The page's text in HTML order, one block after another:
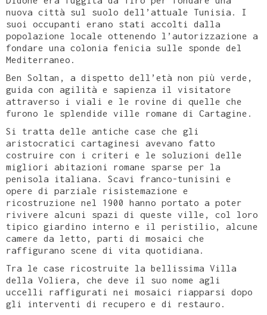
nuova città sul suolo dell’attuale Tunisia. I
suoi occupanti erano stati accolti dalla
popolazione locale ottenendo l’autorizzazione a
fondare una colonia fenicia sulle sponde del
Mediterraneo.
Ben Soltan, a dispetto dell’età non più verde,
guida con agilità e sapienza il visitatore
attraverso i viali e le rovine di quelle che
furono le splendide ville romane di Cartagine.
Si tratta delle antiche case che gli
aristocratici cartaginesi avevano fatto
costruire con i criteri e le soluzioni delle
migliori abitazioni romane sparse per la
penisola italiana. Scavi franco-tunisini e
opere di parziale risistemazione e
ricostruzione nel 1900 hanno portato a poter
rivivere alcuni spazi di queste ville, col loro
tipico giardino interno e il peristilio, alcune
camere da letto, parti di mosaici che
raffigurano scene di vita quotidiana.
Tra le case ricostruite la bellissima Villa
della Voliera, che deve il suo nome agli
uccelli raffigurati nei mosaici riapparsi dopo
gli interventi di recupero e di restauro.